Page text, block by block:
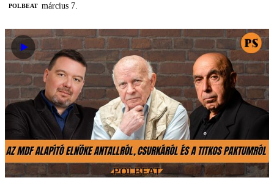
‎POLBEAT március 7.